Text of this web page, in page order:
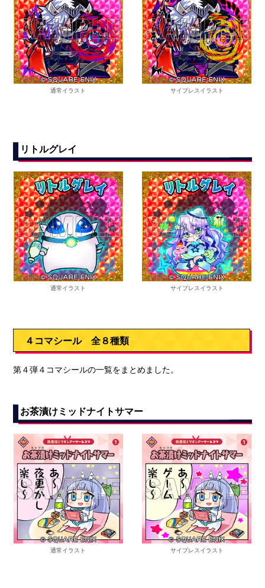
通常イラスト サイプレスイラスト
リトルグレイ
通常イラスト サイプレスイラスト
４コマシール 全８種類
第４弾４コマシールの一覧をまとめました。
お茶漬けミッドナイトサマー
通常イラスト サイプレスイラスト